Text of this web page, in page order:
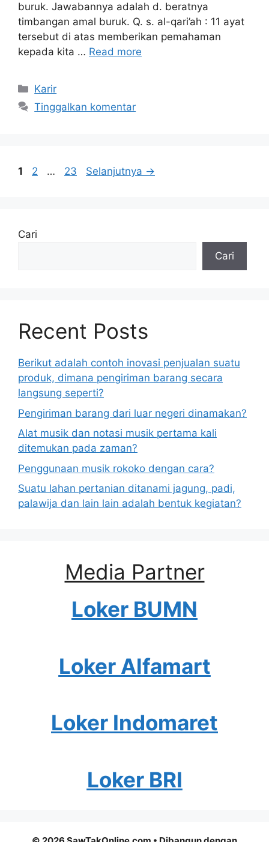
buruk. Jawabannya adalah d. beratnya
timbangan amal buruk. Q. s. al-qari’ah : 11 ayat
tersebut di atas memberikan pemahaman
kepada kita … Read more
Kategori
Karir
Tinggalkan komentar
Halaman
1 Halaman
2 … Halaman
23 Selanjutnya →
Cari
Cari
Recent Posts
Berikut adalah contoh inovasi penjualan suatu
produk, dimana pengiriman barang secara
langsung seperti?
Pengiriman barang dari luar negeri dinamakan?
Alat musik dan notasi musik pertama kali
ditemukan pada zaman?
Penggunaan musik rokoko dengan cara?
Suatu lahan pertanian ditanami jagung, padi,
palawija dan lain lain adalah bentuk kegiatan?
Media Partner
Loker BUMN
Loker Alfamart
Loker Indomaret
Loker BRI